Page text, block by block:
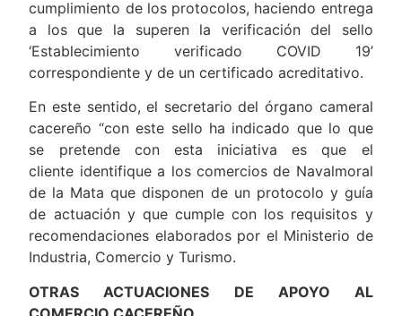
cumplimiento de los protocolos, haciendo entrega
a los que la superen la verificación del sello
‘Establecimiento verificado COVID 19’
correspondiente y de un certificado acreditativo.
En este sentido, el secretario del órgano cameral
cacereño “con este sello ha indicado que lo que
se pretende con esta iniciativa es que el
cliente identifique a los comercios de Navalmoral
de la Mata que disponen de un protocolo y guía
de actuación y que cumple con los requisitos y
recomendaciones elaborados por el Ministerio de
Industria, Comercio y Turismo.
OTRAS ACTUACIONES DE APOYO AL